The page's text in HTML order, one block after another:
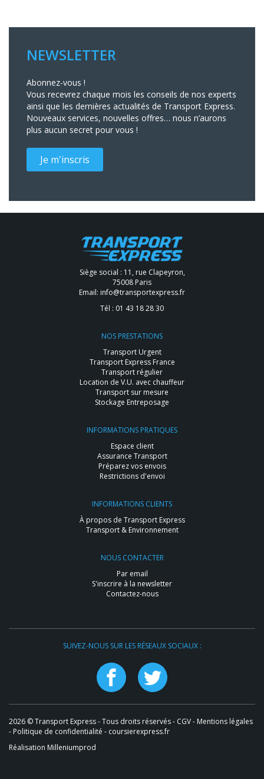
NEWSLETTER
Abonnez-vous !
Vous recevrez chaque mois les conseils de nos experts
ainsi que les dernières actualités de Transport Express.
Nouveaux services, nouvelles offres… nous n’aurons
plus aucun secret pour vous !
Je m'inscris
Siège social : 11, rue Clapeyron,
75008 Paris
Email: info@transportexpress.fr
Tél : 01 43 18 28 30
NOS PRESTATIONS
Transport Urgent
Transport Express France
Transport régulier
Location de V.U. avec chauffeur
Transport sur mesure
Stockage Entreposage
INFORMATIONS PRATIQUES
Espace client
Assurance Transport
Préparez vos envois
Restrictions d'envoi
INFORMATIONS CLIENTS
À propos de Transport Express
Transport & Environnement
NOUS CONTACTER
Par email
S'inscrire à la newsletter
Contactez-nous
SUIVEZ-NOUS SUR LES RÉSEAUX SOCIAUX :
2026 © Transport Express - Tous droits réservés - CGV- Mentions légales
- Politique de confidentialité - coursierexpress.fr
Réalisation Milleniumprod